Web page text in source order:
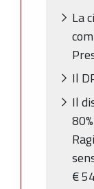
La
Il
Il
€